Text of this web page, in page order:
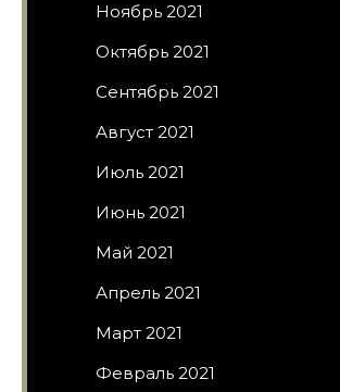
Ноябрь 2021
Октябрь 2021
Сентябрь 2021
Август 2021
Июль 2021
Июнь 2021
Май 2021
Апрель 2021
Март 2021
Февраль 2021